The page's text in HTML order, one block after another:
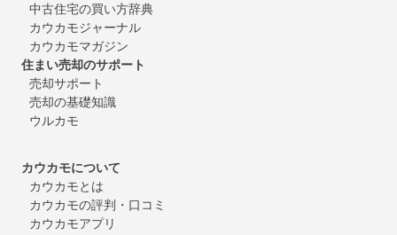
中古住宅の買い方辞典
カウカモジャーナル
カウカモマガジン
住まい売却のサポート
売却サポート
売却の基礎知識
ウルカモ
カウカモについて
カウカモとは
カウカモの評判・口コミ
カウカモアプリ